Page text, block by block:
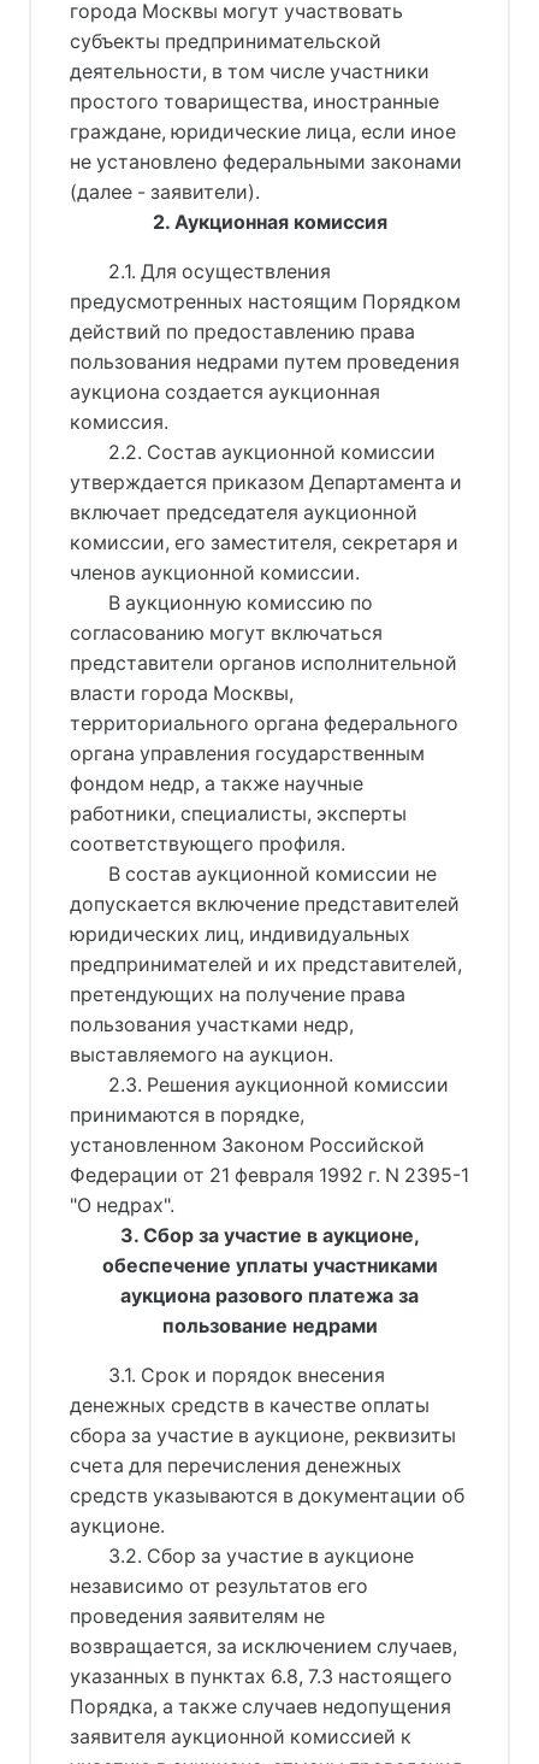
города Москвы могут участвовать
субъекты предпринимательской
деятельности, в том числе участники
простого товарищества, иностранные
граждане, юридические лица, если иное
не установлено федеральными законами
(далее - заявители).
2. Аукционная комиссия
2.1. Для осуществления
предусмотренных настоящим Порядком
действий по предоставлению права
пользования недрами путем проведения
аукциона создается аукционная
комиссия.
2.2. Состав аукционной комиссии
утверждается приказом Департамента и
включает председателя аукционной
комиссии, его заместителя, секретаря и
членов аукционной комиссии.
В аукционную комиссию по
согласованию могут включаться
представители органов исполнительной
власти города Москвы,
территориального органа федерального
органа управления государственным
фондом недр, а также научные
работники, специалисты, эксперты
соответствующего профиля.
В состав аукционной комиссии не
допускается включение представителей
юридических лиц, индивидуальных
предпринимателей и их представителей,
претендующих на получение права
пользования участками недр,
выставляемого на аукцион.
2.3. Решения аукционной комиссии
принимаются в порядке,
установленном Законом Российской
Федерации от 21 февраля 1992 г. N 2395-1
"О недрах".
3. Сбор за участие в аукционе,
обеспечение уплаты участниками
аукциона разового платежа за
пользование недрами
3.1. Срок и порядок внесения
денежных средств в качестве оплаты
сбора за участие в аукционе, реквизиты
счета для перечисления денежных
средств указываются в документации об
аукционе.
3.2. Сбор за участие в аукционе
независимо от результатов его
проведения заявителям не
возвращается, за исключением случаев,
указанных в пунктах 6.8, 7.3 настоящего
Порядка, а также случаев недопущения
заявителя аукционной комиссией к